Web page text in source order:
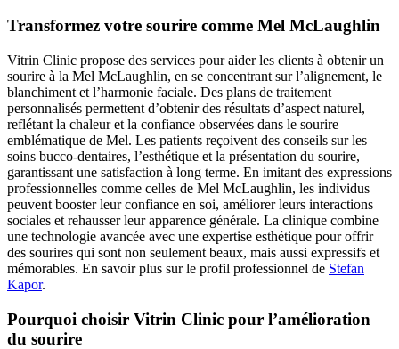
Transformez votre sourire comme Mel McLaughlin
Vitrin Clinic propose des services pour aider les clients à obtenir un
sourire à la Mel McLaughlin, en se concentrant sur l’alignement, le
blanchiment et l’harmonie faciale. Des plans de traitement
personnalisés permettent d’obtenir des résultats d’aspect naturel,
reflétant la chaleur et la confiance observées dans le sourire
emblématique de Mel. Les patients reçoivent des conseils sur les
soins bucco-dentaires, l’esthétique et la présentation du sourire,
garantissant une satisfaction à long terme. En imitant des expressions
professionnelles comme celles de Mel McLaughlin, les individus
peuvent booster leur confiance en soi, améliorer leurs interactions
sociales et rehausser leur apparence générale. La clinique combine
une technologie avancée avec une expertise esthétique pour offrir
des sourires qui sont non seulement beaux, mais aussi expressifs et
mémorables. En savoir plus sur le profil professionnel de Stefan
Kapor.
Pourquoi choisir Vitrin Clinic pour l’amélioration
du sourire